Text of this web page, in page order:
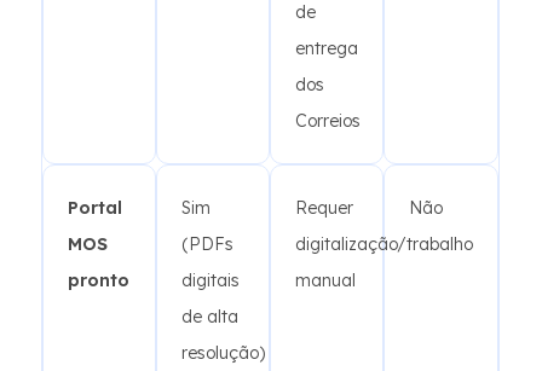
de
entrega
dos
Correios
Portal
MOS
pronto
Sim
(PDFs
digitais
de alta
resolução)
Requer
digitalização/trabalho
manual
Não